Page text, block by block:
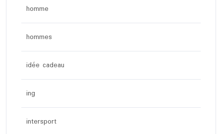
homme
hommes
idée cadeau
ing
intersport